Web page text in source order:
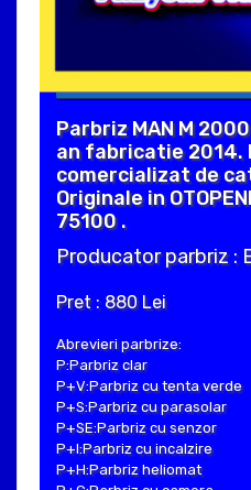
Parbriz MAN M
an fabricatie 2014.
comercializat de
Originale in
75100 .
Producator parbriz :
Pret : 880 Lei
Abrevieri parbrize:
P:Parbriz clar
P+V:Parbriz cu tenta verde
P+S:Parbriz cu parasolar
P+SE:Parbriz cu senzor
P+I:Parbriz cu incalzire
P+H:Parbriz heliomat